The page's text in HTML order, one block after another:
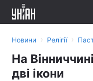
Новини › Релігії ›
На
дві ікони